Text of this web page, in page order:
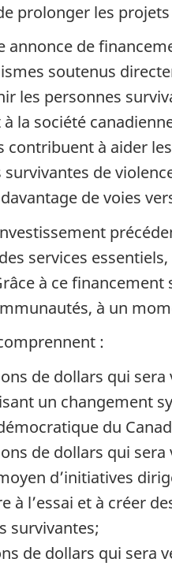
prolonger les
de
soutenus
les personnes
la société
à aider
de
de voies
services
à ce
à un
:
de dollars qui
un changement
du
de dollars qui
d’initiatives
à l’essai et à créer
survivantes;
de dollars qui sera